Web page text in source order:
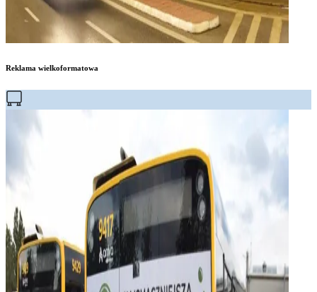
Reklama wielkoformatowa